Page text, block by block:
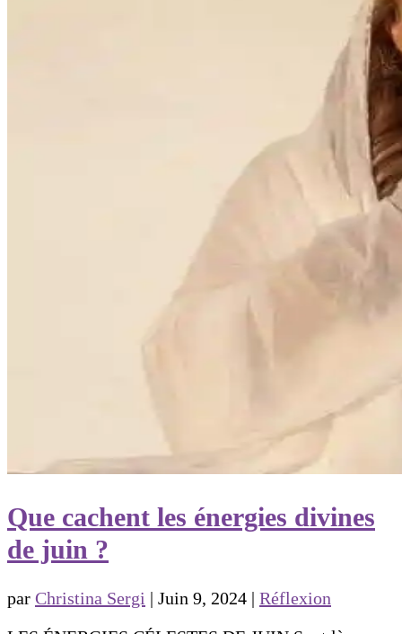
Que cachent les énergies divines
de juin ?
par Christina Sergi | Juin 9, 2024 | Réflexion